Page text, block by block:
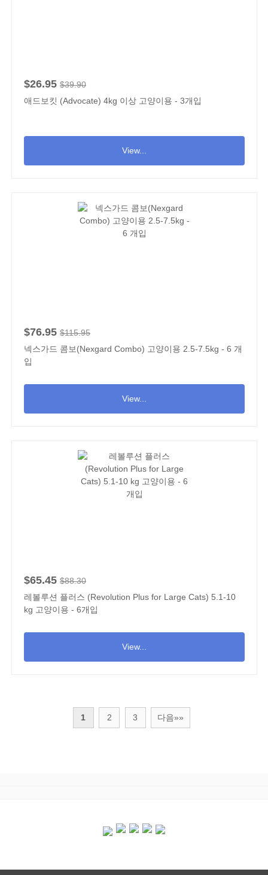
$26.95 $39.90
애드보킷 (Advocate) 4kg 이상 고양이용 - 3개입
View...
$76.95 $115.95
넥스가드 콤보(Nexgard Combo) 고양이용 2.5-7.5kg - 6 개
입
View...
$65.45 $88.30
레볼루션 플러스 (Revolution Plus for Large Cats) 5.1-10
kg 고양이용 - 6개입
View...
1 2 3 다음»»